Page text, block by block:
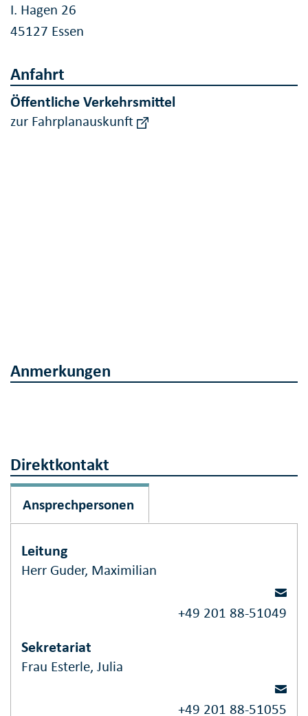
I. Hagen 26
45127 Essen
Anfahrt
Öffentliche Verkehrsmittel
zur Fahrplanauskunft
Anmerkungen
Direktkontakt
Ansprechpersonen
Leitung
Herr Guder, Maximilian
+49 201 88-51049
Sekretariat
Frau Esterle, Julia
+49 201 88-51055